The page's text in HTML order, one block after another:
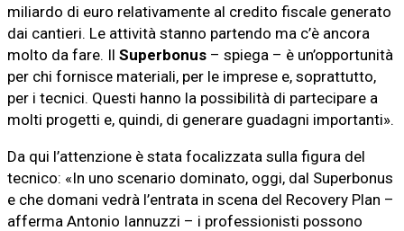
miliardo di euro relativamente al credito fiscale generato
dai cantieri. Le attività stanno partendo ma c’è ancora
molto da fare. Il Superbonus – spiega – è un’opportunità
per chi fornisce materiali, per le imprese e, soprattutto,
per i tecnici. Questi hanno la possibilità di partecipare a
molti progetti e, quindi, di generare guadagni importanti».
Da qui l’attenzione è stata focalizzata sulla figura del
tecnico: «In uno scenario dominato, oggi, dal Superbonus
e che domani vedrà l’entrata in scena del Recovery Plan –
afferma Antonio Iannuzzi – i professionisti possono